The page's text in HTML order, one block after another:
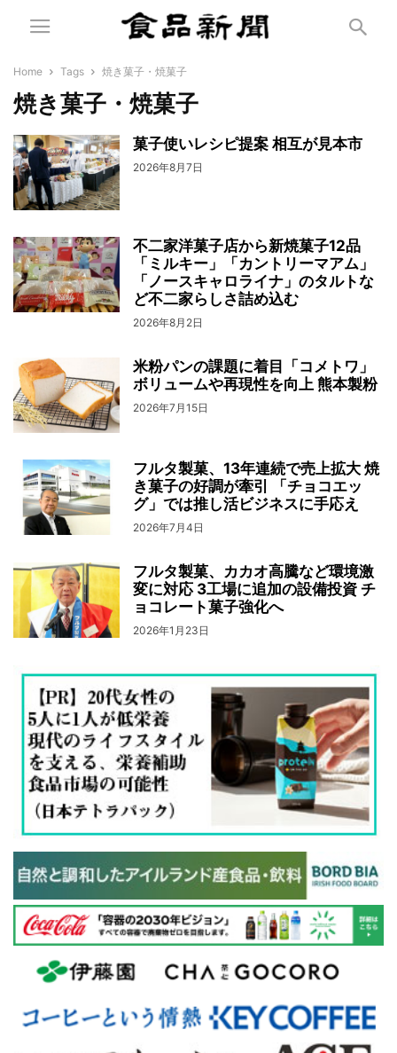
Home Tags 焼き菓子・焼菓子
焼き菓子・焼菓子
菓子使いレシピ提案 相互が見本市
2026年8月7日
不二家洋菓子店から新焼菓子12品
「ミルキー」「カントリーマアム」
「ノースキャロライナ」のタルトな
ど不二家らしさ詰め込む
2026年8月2日
米粉パンの課題に着目「コメトワ」
ボリュームや再現性を向上 熊本製粉
2026年7月15日
フルタ製菓、13年連続で売上拡大 焼
き菓子の好調が牽引 「チョコエッ
グ」では推し活ビジネスに手応え
2026年7月4日
フルタ製菓、カカオ高騰など環境激
変に対応 3工場に追加の設備投資 チ
ョコレート菓子強化へ
2026年1月23日